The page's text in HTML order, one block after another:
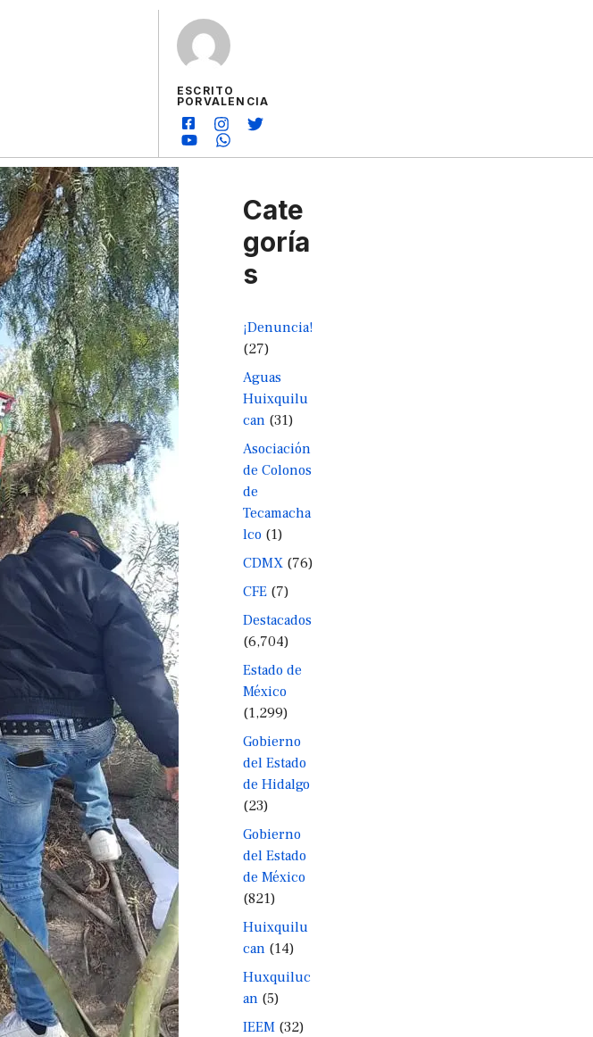
ESCRITO
PORVALENCIA
Cate
goría
s
¡Denuncia!
(27)
Aguas
Huixquilu
can (31)
Asociación
de Colonos
de
Tecamacha
lco (1)
CDMX (76)
CFE (7)
Destacados
(6,704)
Estado de
México
(1,299)
Gobierno
del Estado
de Hidalgo
(23)
Gobierno
del Estado
de México
(821)
Huixquilu
can (14)
Huxquiluc
an (5)
IEEM (32)